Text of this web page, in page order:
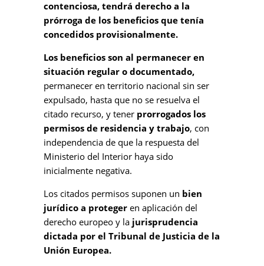
contenciosa, tendrá derecho a la
prórroga de los beneficios que tenía
concedidos provisionalmente.
Los beneficios son al permanecer en
situación regular o documentado,
permanecer en territorio nacional sin ser
expulsado, hasta que no se resuelva el
citado recurso, y tener prorrogados los
permisos de residencia y trabajo, con
independencia de que la respuesta del
Ministerio del Interior haya sido
inicialmente negativa.
Los citados permisos suponen un bien
jurídico a proteger en aplicación del
derecho europeo y la jurisprudencia
dictada por el Tribunal de Justicia de la
Unión Europea.